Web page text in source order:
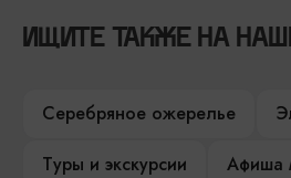
ИЩИТЕ ТАКЖЕ НА
Серебряное ожерелье
Туры и экскурсии
Афиша